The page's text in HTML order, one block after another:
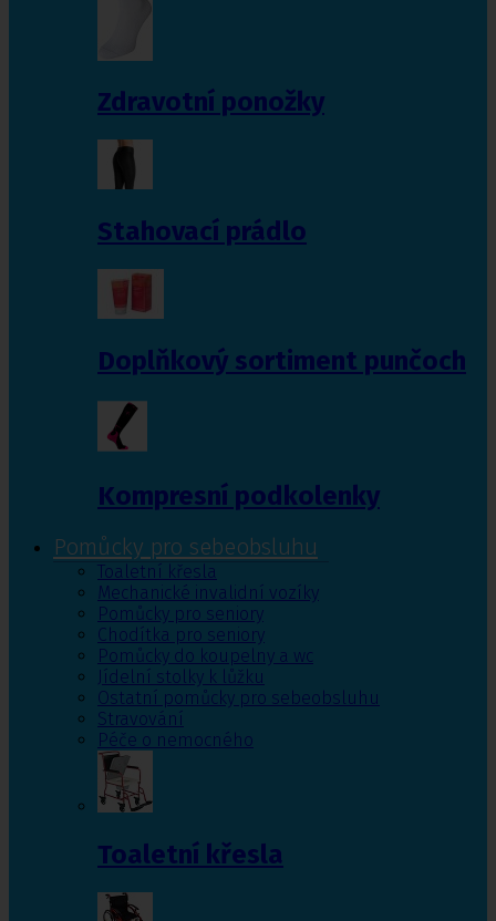
Zdravotní ponožky
Stahovací prádlo
Doplňkový sortiment punčoch
Kompresní podkolenky
Pomůcky pro sebeobsluhu
Toaletní křesla
Mechanické invalidní vozíky
Pomůcky pro seniory
Chodítka pro seniory
Pomůcky do koupelny a wc
Jídelní stolky k lůžku
Ostatní pomůcky pro sebeobsluhu
Stravování
Péče o nemocného
Toaletní křesla